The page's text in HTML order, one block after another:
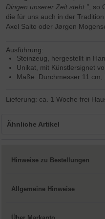
Dingen unserer Zeit steht.”, so
die für uns auch in der
Axel Salto oder Jørgen
Ausführung:
Steinzeug, hergestellt in
Unikat, mit Künstlersignet
Maße: Durchmesser 11 cm,
Lieferung: ca. 1 Woche frei
Ähnliche Artikel
Hinweise zu Bestellungen
Allgemeine Hinweise